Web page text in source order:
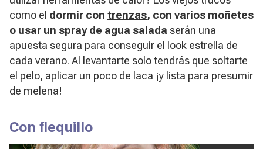
como el dormir con trenzas, con varios moñetes
o usar un spray de agua salada serán una
apuesta segura para conseguir el look estrella de
cada verano. Al levantarte solo tendrás que soltarte
el pelo, aplicar un poco de laca ¡y lista para presumir
de melena!
Con flequillo